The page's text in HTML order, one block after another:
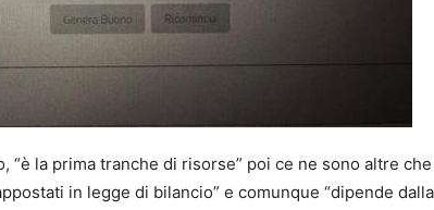
“è la prima tranche di risorse” poi ce ne sono altre
in legge di bilancio” e comunque “dipende